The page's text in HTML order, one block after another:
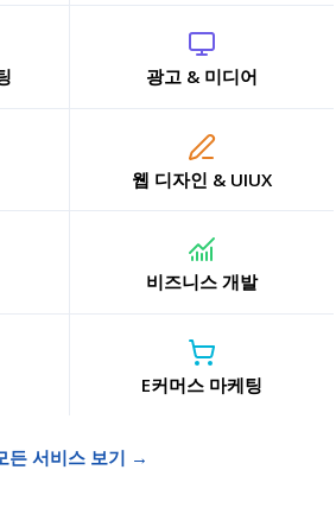
광고 & 미디어
웹 디자인 & UIUX
비즈니스 개발
E커머스 마케팅
든 서비스 보기 →